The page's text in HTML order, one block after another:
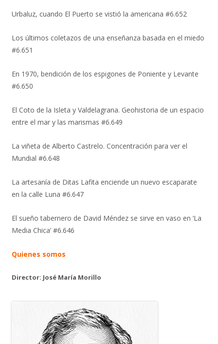
Urbaluz, cuando El Puerto se vistió la americana #6.652
Los últimos coletazos de una enseñanza basada en el miedo
#6.651
En 1970, bendición de los espigones de Poniente y Levante
#6.650
El Coto de la Isleta y Valdelagrana. Geohistoria de un espacio
entre el mar y las marismas #6.649
La viñeta de Alberto Castrelo. Concentración para ver el
Mundial #6.648
La artesanía de Ditas Lafita enciende un nuevo escaparate
en la calle Luna #6.647
El sueño tabernero de David Méndez se sirve en vaso en ‘La
Media Chica’ #6.646
Quienes somos
Director: José María Morillo